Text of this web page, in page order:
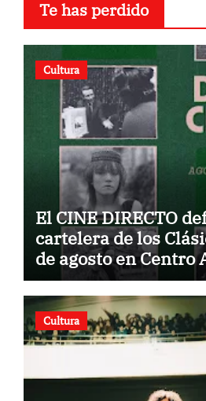
Te has perdido
Cultura
El CINE DIRECTO
cartelera de los
de agosto en Centro
Cultura